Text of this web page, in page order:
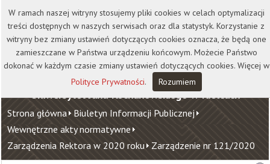
Kontakt Biblioteka
Wydawnictwo
Wirtualna Uczelnia
Uniwersytet Jana Kochanowskiego w Kielcach
Strona główna Biuletyn Informacji Publicznej
Wewnętrzne akty normatywne
Zarządzenia Rektora w 2020 roku Zarządzenie nr 121/2020
W ramach naszej witryny stosujemy pliki cookies w celach optymalizacji
treści dostępnych w naszych serwisach oraz dla statystyk. Korzystanie z
witryny bez zmiany ustawień dotyczących cookies oznacza, że będą one
zamieszczane w Państwa urządzeniu końcowym. Możecie Państwo
dokonać w każdym czasie zmiany ustawień dotyczących cookies. Więcej w
Polityce Prywatności. Rozumiem